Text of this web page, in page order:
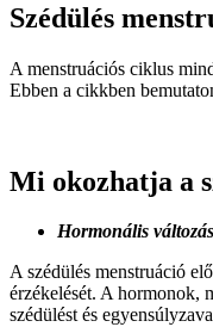
Szédülés
A menstruációs ciklus
Ebben a cikkben
Mi okozhatja a
Hormonális
A szédülés menstruáció
érzékelését. A hormonok,
szédülést és